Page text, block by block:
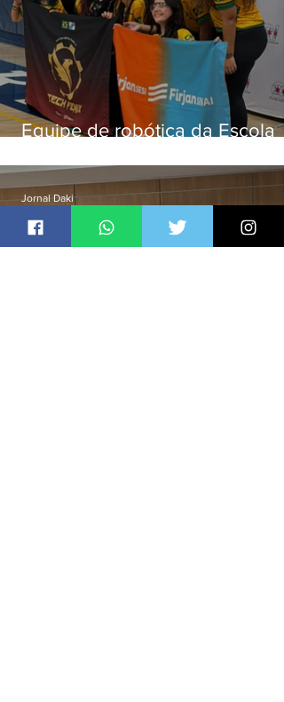
Equipe de robótica da Escola
prêmio internacional nos EUA
Jornal Daki